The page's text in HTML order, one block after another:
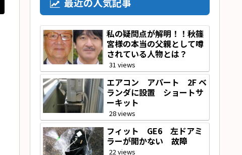
私の疑問点が解明！！秋篠
宮様の本当の父親として噂
されている人物とは？
31 views
エアコン アパート 2F ベ
ランダに設置 ショートサ
ーキット
28 views
フィット GE6 左ドアミ
ラーが開かない 故障
22 views